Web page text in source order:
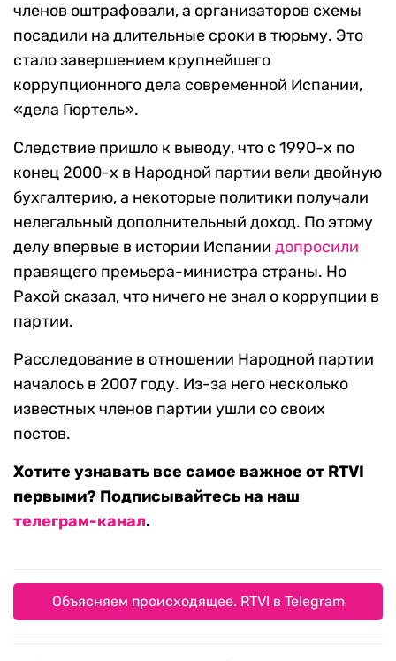
членов оштрафовали, а организаторов схемы
посадили на длительные сроки в тюрьму. Это
стало завершением крупнейшего
коррупционного дела современной Испании,
«дела Гюртель».
Следствие пришло к выводу, что c 1990-х по
конец 2000-х в Народной партии вели двойную
бухгалтерию, а некоторые политики получали
нелегальный дополнительный доход. По этому
делу впервые в истории Испании допросили
правящего премьера-министра страны. Но
Рахой сказал, что ничего не знал о коррупции в
партии.
Расследование в отношении Народной партии
началось в 2007 году. Из-за него несколько
известных членов партии ушли со своих
постов.
Хотите узнавать все самое важное от RTVI
первыми? Подписывайтесь на наш
телеграм-канал.
Объясняем происходящее. RTVI в Telegram